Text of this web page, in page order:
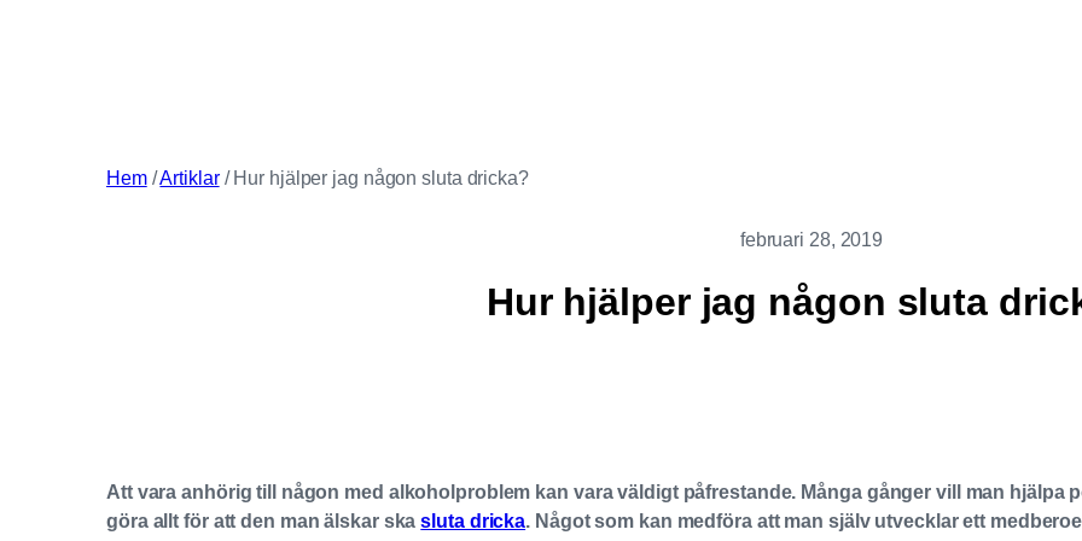
Hem/Artiklar/ Hur hjälper jag någon sluta dricka?
februari 28, 2019
Hur hjälper jag någon sluta
Att vara anhörig till någon med alkoholproblem kan vara väldigt påfrestande. Många gånger vill man hjälpa
göra allt för att den man älskar skasluta dricka. Något som kan medföra att man själv utvecklar ett